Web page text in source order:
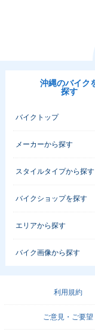
沖縄のバイク
探す
バイクトップ
メーカーから探す
スタイルタイプから探す
バイクショップを探す
エリアから探す
バイク画像から探す
利用規約
ご意見・ご要望